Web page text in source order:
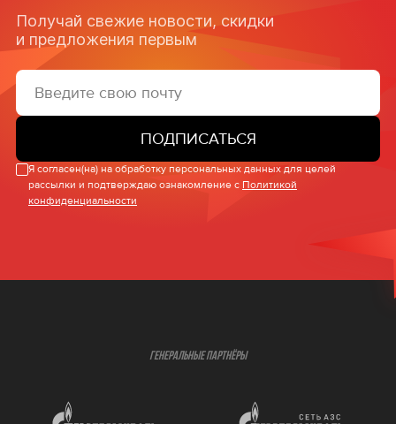
Получай свежие новости, скидки
и предложения первым
ПОДПИСАТЬСЯ
Я согласен(на) на обработку персональных данных для целей
рассылки и подтверждаю ознакомление с Политикой
конфиденциальности
ГЕНЕРАЛЬНЫЕ ПАРТНЁРЫ